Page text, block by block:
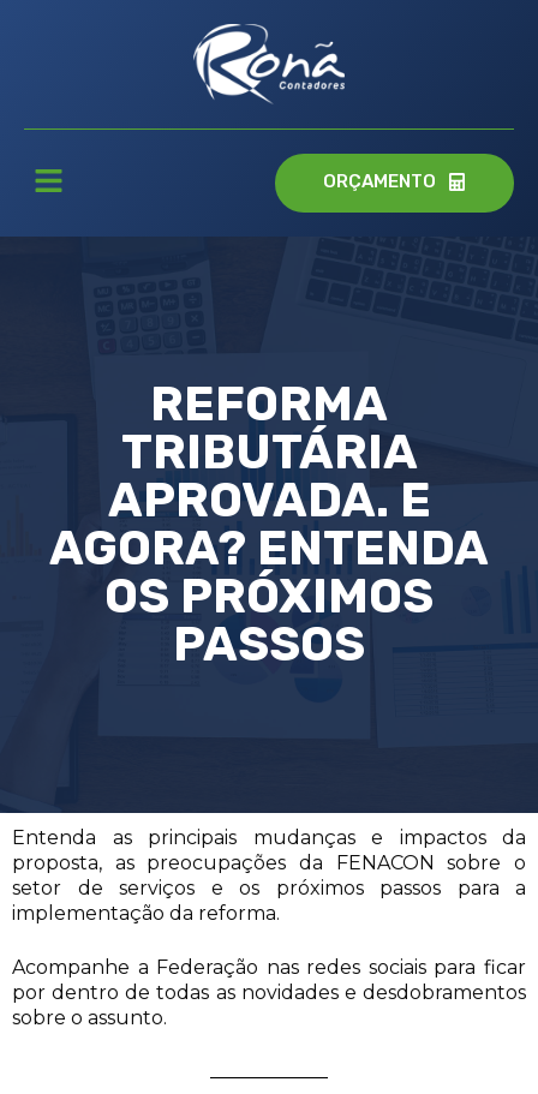
ORÇAMENTO
REFORMA
TRIBUTÁRIA
APROVADA. E
AGORA? ENTENDA
OS PRÓXIMOS
PASSOS
Entenda as principais mudanças e impactos da
proposta, as preocupações da FENACON sobre o
setor de serviços e os próximos passos para a
implementação da reforma.
Acompanhe a Federação nas redes sociais para ficar
por dentro de todas as novidades e desdobramentos
sobre o assunto.